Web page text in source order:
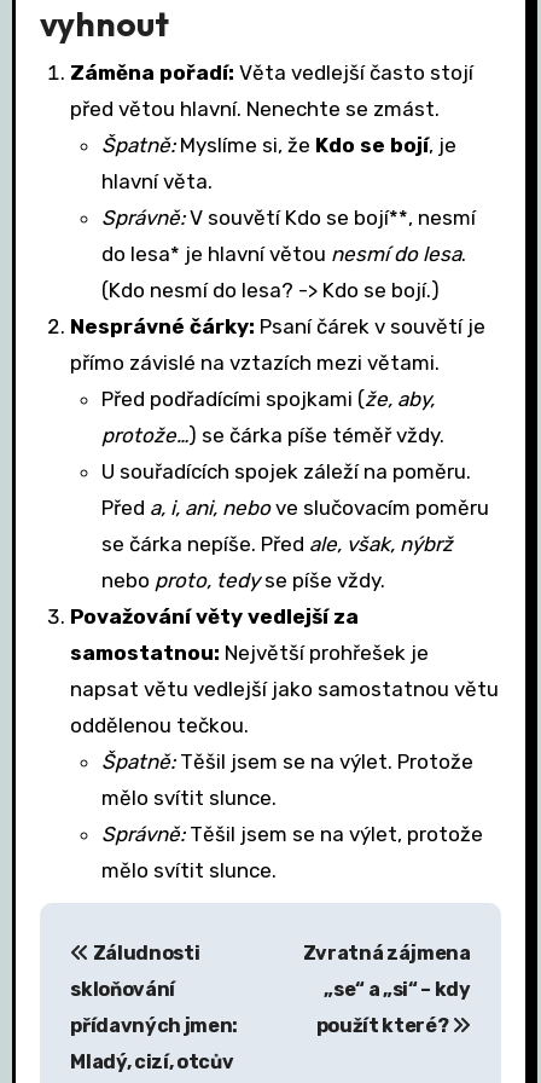
vyhnout
Záměna pořadí: Věta vedlejší často stojí
před větou hlavní. Nenechte se zmást.
Špatně:Myslíme si, že Kdo se bojí, je
hlavní věta.
Správně:V souvětí Kdo se bojí**, nesmí
do lesa* je hlavní větou nesmí do lesa.
(Kdo nesmí do lesa? -> Kdo se bojí.)
Nesprávné čárky: Psaní čárek v souvětí je
přímo závislé na vztazích mezi větami.
Před podřadícími spojkami (že, aby,
protože…) se čárka píše téměř vždy.
U souřadících spojek záleží na poměru.
Před a, i, ani, nebove slučovacím poměru
se čárka nepíše. Před ale, však, nýbrž
nebo proto, tedyse píše vždy.
Považování věty vedlejší za
samostatnou: Největší prohřešek je
napsat větu vedlejší jako samostatnou větu
oddělenou tečkou.
Špatně:Těšil jsem se na výlet. Protože
mělo svítit slunce.
Správně:Těšil jsem se na výlet, protože
mělo svítit slunce.
N
Záludnosti
skloňování
přídavných jmen:
Mladý, cizí, otcův
Zvratná zájmena
„se“ a „si“ – kdy
použít které?